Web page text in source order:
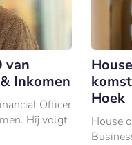
van
Inkomen
Officer
Hij volgt
Hoek
House